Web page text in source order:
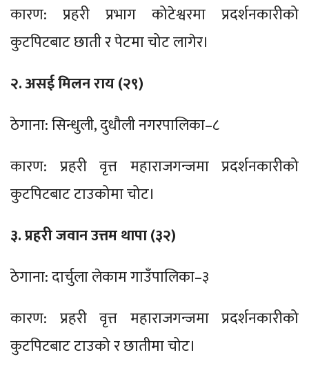
कारण: प्रहरी प्रभाग कोटेश्वरमा प्रदर्शनकारीको
कुटपिटबाट छाती र पेटमा चोट लागेर।
२. असई मिलन राय (२९)
ठेगाना: सिन्धुली, दुधौली नगरपालिका–८
कारण: प्रहरी वृत्त महाराजगन्जमा प्रदर्शनकारीको
कुटपिटबाट टाउकोमा चोट।
३. प्रहरी जवान उत्तम थापा (३२)
ठेगाना: दार्चुला लेकाम गाउँपालिका–३
कारण: प्रहरी वृत्त महाराजगन्जमा प्रदर्शनकारीको
कुटपिटबाट टाउको र छातीमा चोट।